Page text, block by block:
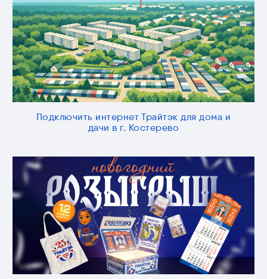
Подключить интернет Трайтэк для дома и
дачи в г. Костерево